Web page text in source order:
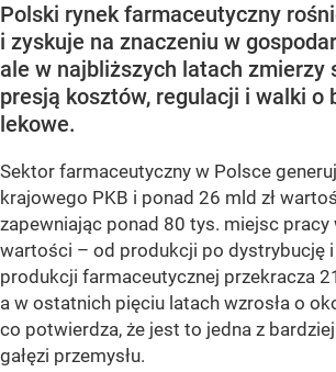
Polski rynek farmaceutyczny
i zyskuje na znaczeniu w
ale w najbliższych latach zmierzy
presją kosztów, regulacji i walki o
lekowe.
Sektor farmaceutyczny w Polsce
krajowego PKB i ponad 26 mld zł
zapewniając ponad 80 tys. miejsc pracy
wartości – od produkcji po dystrybucję
produkcji farmaceutycznej przekracza
a w ostatnich pięciu latach wzrosła o
co potwierdza, że jest to jedna z
gałęzi przemysłu.